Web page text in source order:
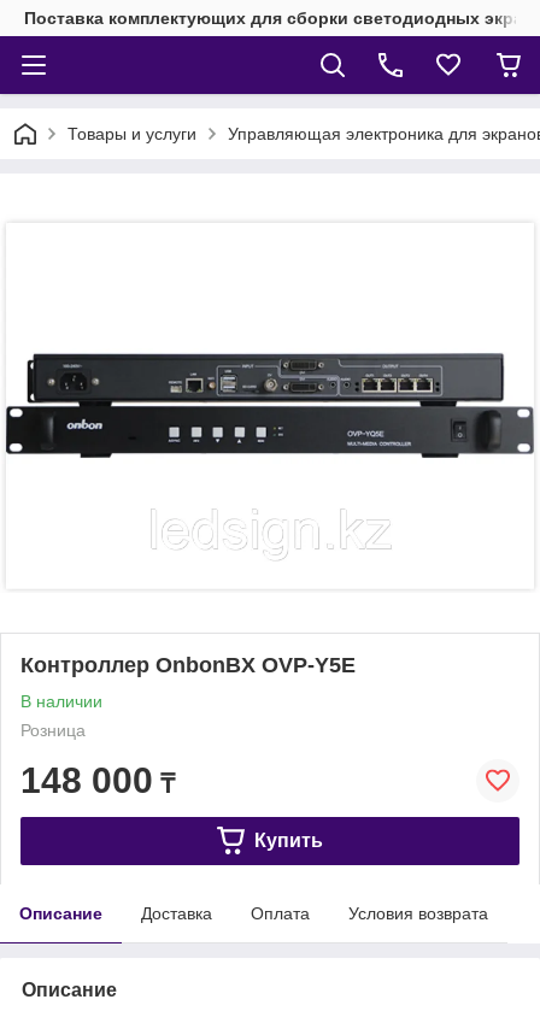
Поставка комплектующих для сборки светодиодных
Товары и услуги Управляющая электроника для
Контроллер OnbonBX OVP-Y5E
В наличии
Розница
148 000 ₸
Купить
Описание Доставка Оплата Условия возврата
Описание